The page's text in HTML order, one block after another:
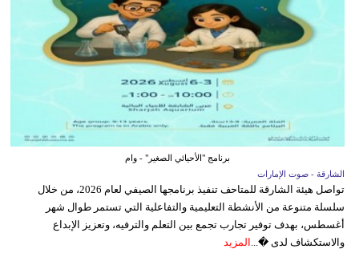
برنامج "الأحيائي الصغير" - وام
الشارقة - صوت الإمارات
تواصل هيئة الشارقة للمتاحف تنفيذ برنامجها الصيفي لعام 2026، من خلال
سلسلة متنوعة من الأنشطة التعليمية والتفاعلية التي تستمر طوال شهر
أغسطس، بهدف توفير تجارب تجمع بين التعلم والترفيه، وتعزيز الإبداع
والاستكشاف لدى �... المزيد